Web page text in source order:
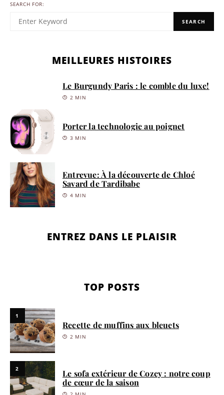
SEARCH FOR:
SEARCH
MEILLEURES HISTOIRES
Le Burgundy Paris : le comble du luxe!
2 MIN
Porter la technologie au poignet
3 MIN
Entrevue: À la découverte de Chloé
Savard de Tardibabe
4 MIN
ENTREZ DANS LE PLAISIR
TOP POSTS
1
Recette de muffins aux bleuets
2 MIN
2
Le sofa extérieur de Cozey : notre coup
de cœur de la saison